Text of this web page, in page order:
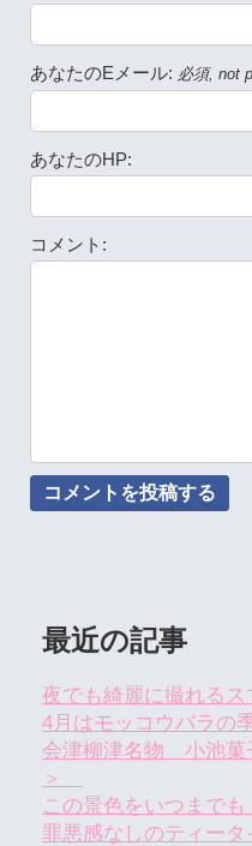
あなたのEメール: 必須, not
あなたのHP:
コメント:
最近の記事
夜でも綺麗に撮れるス
4月はモッコウバラの
会津柳津名物 小池菓
＞
この景色をいつまでも
罪悪感なしのティー